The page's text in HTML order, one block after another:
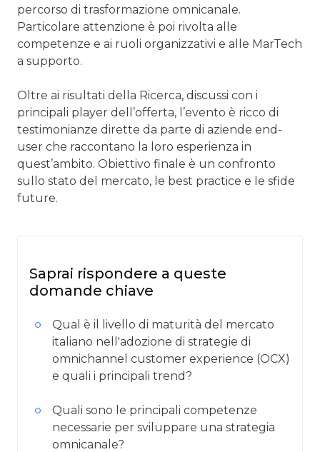
percorso di trasformazione omnicanale.
Particolare attenzione è poi rivolta alle
competenze e ai ruoli organizzativi e alle MarTech
a supporto.
Oltre ai risultati della Ricerca, discussi con i
principali player dell’offerta, l’evento è ricco di
testimonianze dirette da parte di aziende end-
user che raccontano la loro esperienza in
quest’ambito. Obiettivo finale è un confronto
sullo stato del mercato, le best practice e le sfide
future.
Saprai rispondere a queste
domande chiave
Qual è il livello di maturità del mercato
italiano nell'adozione di strategie di
omnichannel customer experience (OCX)
e quali i principali trend?
Quali sono le principali competenze
necessarie per sviluppare una strategia
omnicanale?